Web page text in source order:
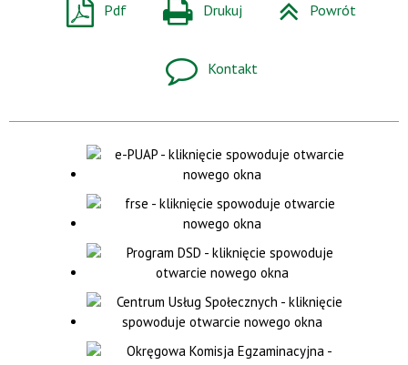
Pdf Drukuj Powrót
Kontakt